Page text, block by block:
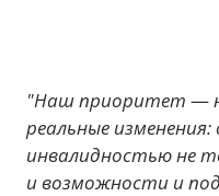
"Наш приоритет —
реальные
инвалидностью не
и возможности и